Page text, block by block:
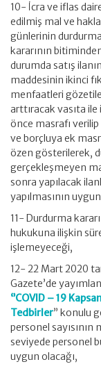
10- İcra ve iflas
edilmiş mal ve
günlerinin
kararının
durumda satış
maddesinin ikinci
menfaatleri
arttıracak vasıta ile
önce masrafı verilip
ve borçluya ek
özen gösterilerek,
gerçekleşmeyen
sonra yapılacak
yapılmasının
11- Durdurma
hukukuna ilişkin
işlemeyeceği,
12- 22 Mart 2020
Gazete’de
‘’COVID – 19
Tedbirler” konulu
personel
seviyede personel
uygun olacağı,